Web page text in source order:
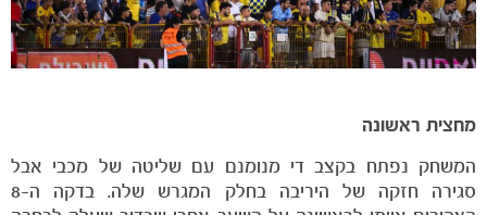
מחצית ראשונה
המשחק נפתח בקצב די מנומנם עם שליטה של מכבי אבל
סגירה חזקה של היריבה בחלק המגרש שלה. בדקה ה-8